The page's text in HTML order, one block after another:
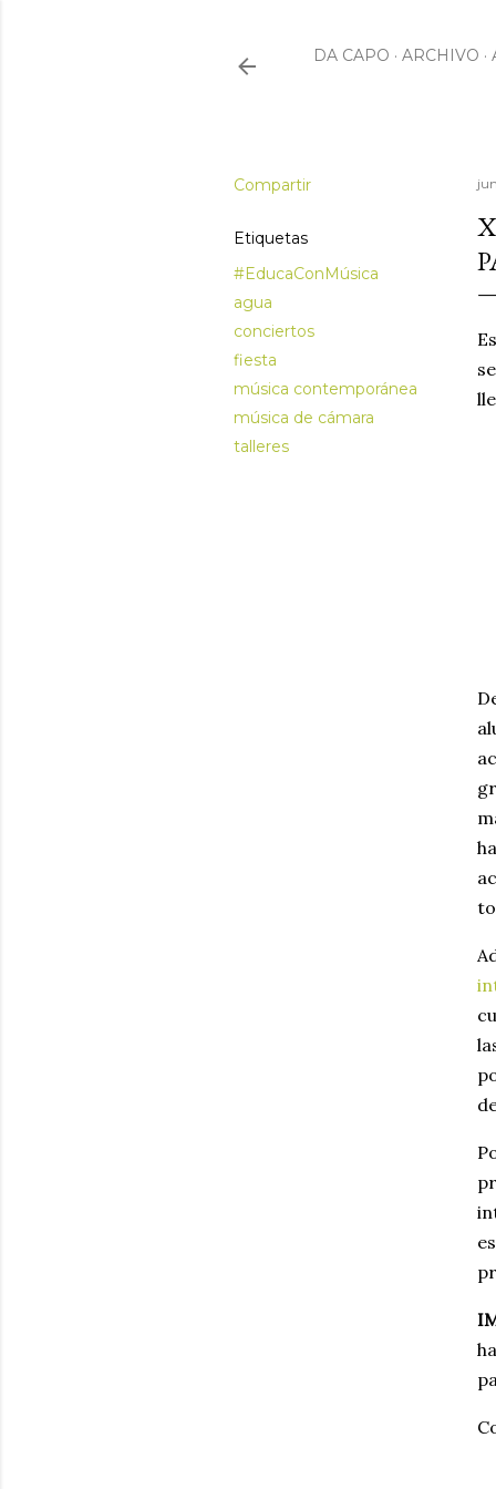
DA CAPO ARCHIVO
Compartir
Etiquetas
#EducaConMúsica
agua
conciertos
fiesta
música contemporánea
música de cámara
talleres